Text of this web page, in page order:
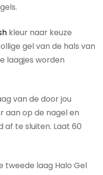
kleur naar keuze
gel van de hals van
laagjes worden
van de door jou
aan op de nagel en
af te sluiten. Laat 60
tweede laag Halo Gel